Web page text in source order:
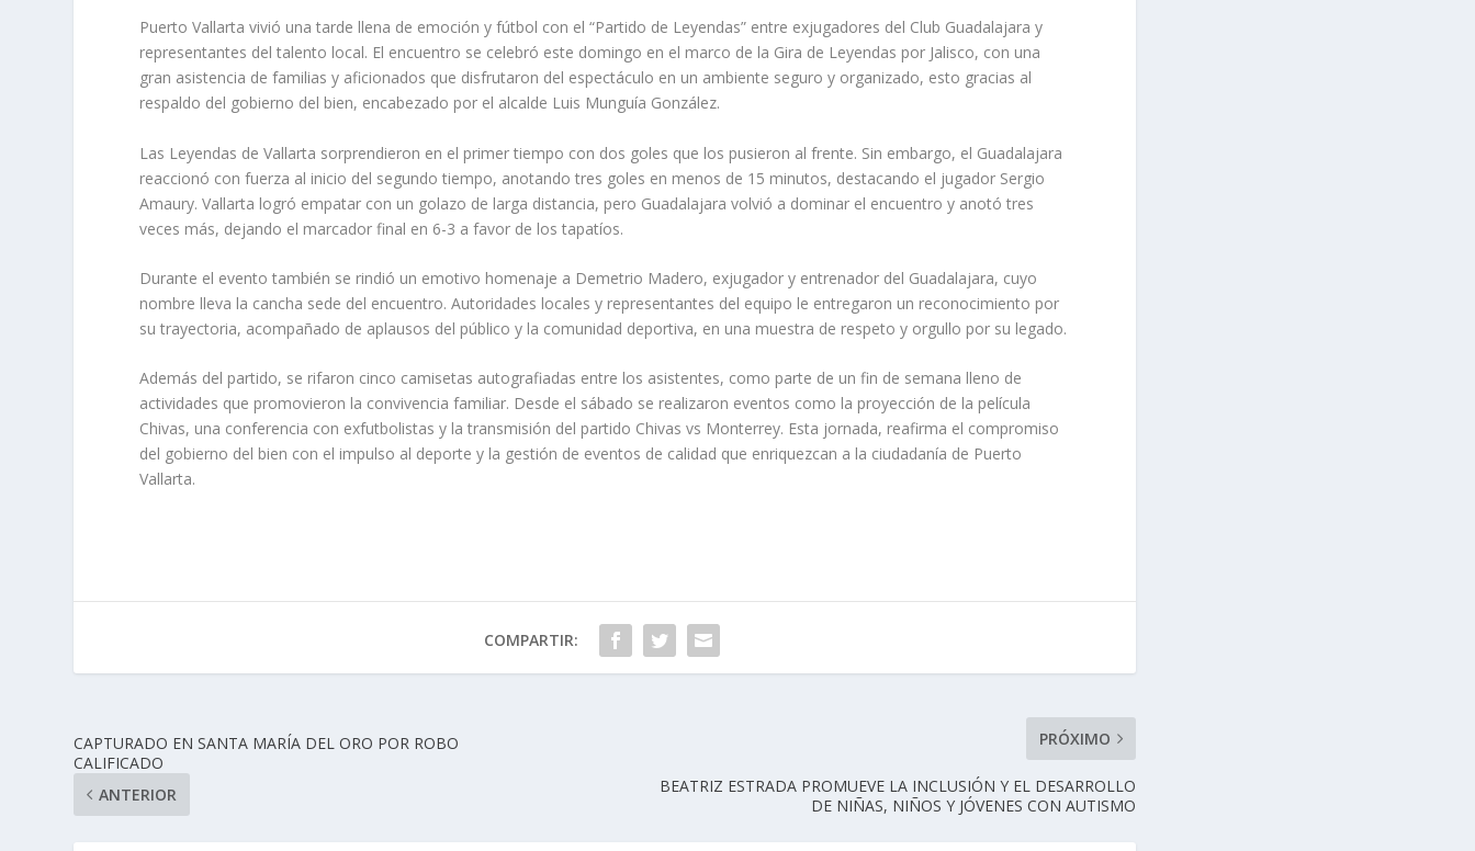
Puerto Vallarta vivió una tarde llena de emoción y fútbol con el “Partido de Leyendas” entre exjugadores del Club Guadalajara y
representantes del talento local. El encuentro se celebró este domingo en el marco de la Gira de Leyendas por Jalisco, con una
gran asistencia de familias y aficionados que disfrutaron del espectáculo en un ambiente seguro y organizado, esto gracias al
respaldo del gobierno del bien, encabezado por el alcalde Luis Munguía González.
Las Leyendas de Vallarta sorprendieron en el primer tiempo con dos goles que los pusieron al frente. Sin embargo, el Guadalajara
reaccionó con fuerza al inicio del segundo tiempo, anotando tres goles en menos de 15 minutos, destacando el jugador Sergio
Amaury. Vallarta logró empatar con un golazo de larga distancia, pero Guadalajara volvió a dominar el encuentro y anotó tres
veces más, dejando el marcador final en 6-3 a favor de los tapatíos.
Durante el evento también se rindió un emotivo homenaje a Demetrio Madero, exjugador y entrenador del Guadalajara, cuyo
nombre lleva la cancha sede del encuentro. Autoridades locales y representantes del equipo le entregaron un reconocimiento por
su trayectoria, acompañado de aplausos del público y la comunidad deportiva, en una muestra de respeto y orgullo por su legado.
Además del partido, se rifaron cinco camisetas autografiadas entre los asistentes, como parte de un fin de semana lleno de
actividades que promovieron la convivencia familiar. Desde el sábado se realizaron eventos como la proyección de la película
Chivas, una conferencia con exfutbolistas y la transmisión del partido Chivas vs Monterrey. Esta jornada, reafirma el compromiso
del gobierno del bien con el impulso al deporte y la gestión de eventos de calidad que enriquezcan a la ciudadanía de Puerto
Vallarta.
COMPARTIR:
CAPTURADO EN SANTA MARÍA DEL ORO POR ROBO
CALIFICADO
ANTERIOR
PRÓXIMO
BEATRIZ ESTRADA PROMUEVE LA INCLUSIÓN Y EL DESARROLLO
DE NIÑAS, NIÑOS Y JÓVENES CON AUTISMO